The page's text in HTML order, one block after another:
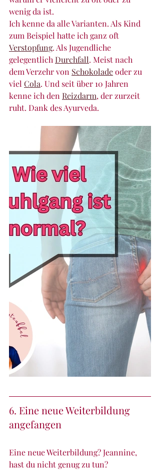
wenig da ist.
Ich kenne da alle Varianten. Als Kind
zum Beispiel hatte ich ganz oft
Verstopfung. Als Jugendliche
gelegentlich Durchfall. Meist nach
dem Verzehr von Schokolade oder zu
viel Cola. Und seit über 10 Jahren
kenne ich den Reizdarm, der zurzeit
ruht. Dank des Ayurveda.
6. Eine neue Weiterbildung
angefangen
Eine neue Weiterbildung? Jeannine,
hast du nicht genug zu tun?